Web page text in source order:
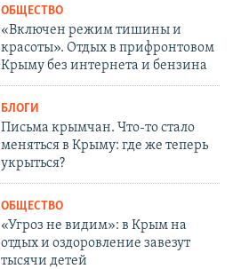
ОБЩЕСТВО
«Включен режим тишины и
красоты». Отдых в прифронтовом
Крыму без интернета и бензина
БЛОГИ
Письма крымчан. Что-то стало
меняться в Крыму: где же теперь
укрыться?
ОБЩЕСТВО
«Угроз не видим»: в Крым на
отдых и оздоровление завезут
тысячи детей